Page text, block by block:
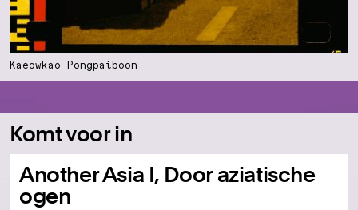
Kaeowkao Pongpaiboon
Komt voor in
Another Asia I, Door aziatische
ogen